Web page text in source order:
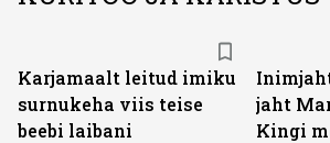
Karjamaalt leitud imiku
surnukeha viis teise
beebi laibani
jaht
Kingi